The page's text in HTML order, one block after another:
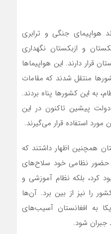
حاضر، حدود ۵۰ فروند هواپیمای جنگی و ترابری
و ازبکستان نگهداری
قرار دارند. این هواپیماها
منتقل شدند که مقامات
به این کشورها پناه بردند.
پیشین تاکنون در این
استفاده قرار می‌گیرند.
همچنین اظهار داشتند که
در طول ۲۰ سال حضور نظامی خود سلاح‌های
کرد، بلکه نظام آموزشی و
را نیز از بین برد. آن‌ها
به افغانستان آسیب‌های
جبران شود.